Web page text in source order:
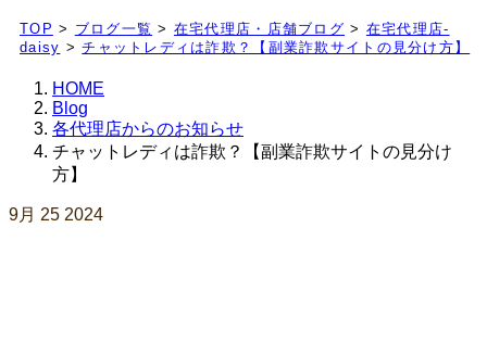
日々、ブログを更新中！
TOP > ブログ一覧 > 在宅代理店・店舗ブログ > 在宅代理店-
daisy >チャットレディは詐欺？【副業詐欺サイトの見分け方】
HOME
Blog
各代理店からのお知らせ
チャットレディは詐欺？【副業詐欺サイトの見分け
方】
9月 25 2024